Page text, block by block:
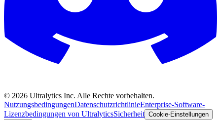
© 2026 Ultralytics Inc. Alle Rechte vorbehalten.
NutzungsbedingungenDatenschutzrichtlinieEnterprise-Software-
Lizenzbedingungen von UltralyticsSicherheit Cookie-Einstellungen